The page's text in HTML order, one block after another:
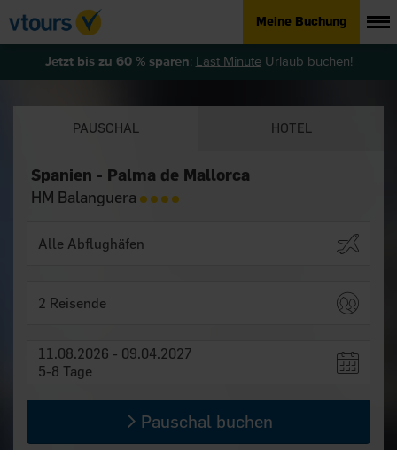
Meine Buchung
Jetzt bis zu 60 % sparen: Last MinuteUrlaub buchen!
PAUSCHAL HOTEL
Spanien - Palma de Mallorca
HM Balanguera
2 Reisende
11.08.2026 - 09.04.2027
5-8 Tage
Pauschal buchen